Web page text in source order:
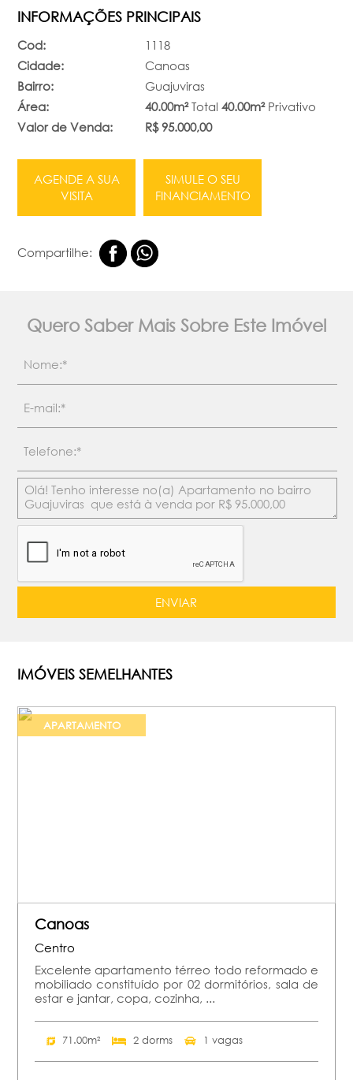
INFORMAÇÕES PRINCIPAIS
Cod:
1118
Cidade:
Canoas
Bairro:
Guajuviras
Área:
40.00m²Total 40.00m²Privativo
Valor de Venda:
R$ 95.000,00
AGENDE A SUA
VISITA
SIMULE O SEU
FINANCIAMENTO
Compartilhe:
Quero Saber Mais Sobre Este Imóvel
IMÓVEIS SEMELHANTES
APARTAMENTO
Canoas
Centro
Excelente apartamento térreo todo reformado e
mobiliado constituído por 02 dormitórios, sala de
estar e jantar, copa, cozinha, ...
71.00m² 2 dorms 1 vagas